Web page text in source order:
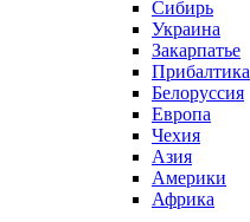
Сибирь
Украина
Закарпатье
Прибалтика
Белоруссия
Европа
Чехия
Азия
Америки
Африка